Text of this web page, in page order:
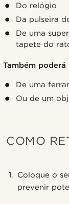
Do relógio
Da pulseira
De uma
tapete do
Também poderá
De uma
Ou de um
COMO
Coloque o
prevenir